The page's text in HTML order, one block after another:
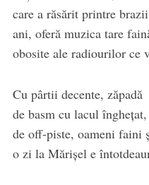
care a răsărit printre
ani, oferă muzica tare
obosite ale radiourilor ce
Cu pârtii decente,
de basm cu lacul
de off-piste, oameni faini
o zi la Mărișel e